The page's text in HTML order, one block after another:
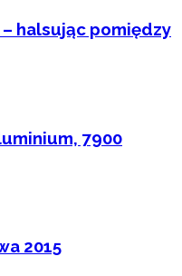
halsując pomiędzy
7900
2015